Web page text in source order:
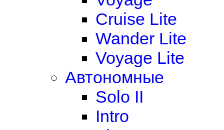
Cruise Lite
Wander Lite
Voyage Lite
Автономные
Solo II
Intro